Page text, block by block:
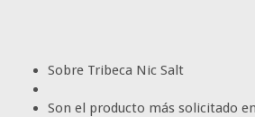
Sobre Tribeca Nic Salt
Son el producto más solicitado